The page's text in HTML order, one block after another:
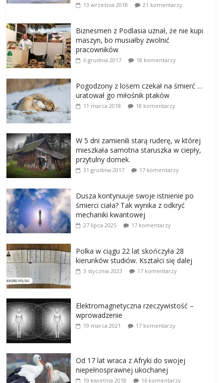
13 września 2018 21 komentarzy
Biznesmen z Podlasia uznał, że nie kupi
maszyn, bo musiałby zwolnić
pracowników
6 grudnia 2017 18 komentarzy
Pogodzony z losem czekał na śmierć …
uratował go miłośnik ptaków
11 marca 2018 18 komentarzy
W 5 dni zamienili starą ruderę, w której
mieszkała samotna staruszka w ciepły,
przytulny domek.
31 grudnia 2017 17 komentarzy
Dusza kontynuuje swoje istnienie po
śmierci ciała? Tak wynika z odkryć
mechaniki kwantowej
27 lipca 2025 17 komentarzy
Polka w ciągu 22 lat skończyła 28
kierunków studiów. Kształci się dalej
3 stycznia 2023 17 komentarzy
Elektromagnetyczna rzeczywistość –
wprowadzenie
19 marca 2021 17 komentarzy
Od 17 lat wraca z Afryki do swojej
niepełnosprawnej ukochanej
19 kwietnia 2018 16 komentarzy